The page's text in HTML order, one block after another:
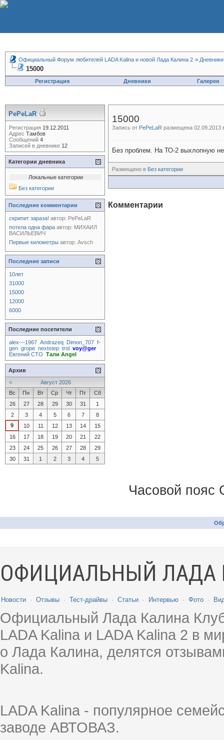
Официальный Форум любителей LADA Kalina и новой Лада Калина 2 > Дневники
15000
Регистрация Дневники Галерея
15000
Запись от PePeLaR размещена 02.09.2013
Без проблем. На ТО-2 выхлопную
Размещено в Без категории
Комментарии
PePeLaR
Регистрация 19.12.2011
Адрес Тамбов
Сообщений 4
Записей в дневнике 12
Категории дневника
Локальные категории
Без категории
Последние комментарии
скрипит зараза! автор: PePeLaR
потела одна фара автор: МИХАИЛ
ВАСИЛЬЕВИЧ
Первые километры автор: Avsch
Последние записи
10лет
31000
15000
12000
6000
Последние посетители
alex---1967 Andrazeq Dimon_707 f-
gen grope nextstep trol voy@ger
Евгений СТО Тали Angel
Архив
<
Август 2026
Вс
Пн Вт Ср Чт Пт
Сб
26
27 28 29 30 31
1
2
3 4 5 6 7
8
9
10 11 12 13 14
15
16
17 18 19 20 21
22
23
24 25 26 27 28
29
30
31 1 2 3 4 5
Часовой пояс
ОФИЦИАЛЬНЫЙ ЛАДА
Новости · Отзывы · Тест-драйвы · Статьи · Интервью · Фото ·
Официальный Лада Калина
LADA Kalina и LADA Kalina 2 в
о Лада Калина, делятся
Kalina.
LADA Kalina - популярное
заводе АВТОВАЗ.